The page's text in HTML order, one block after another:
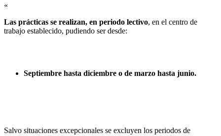
«
Las prácticas se realizan, en periodo lectivo, en el centro de
trabajo establecido, pudiendo ser desde:
Septiembre hasta diciembre o de marzo hasta junio.
Salvo situaciones excepcionales se excluyen los periodos de